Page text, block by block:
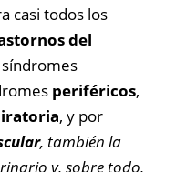
casi todos los
del
síndromes
periféricos,
, y por
, también la
y, sobre todo,